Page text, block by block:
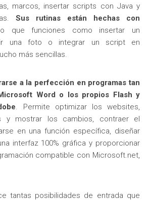
marcos, insertar scripts con Java y
Sus rutinas están hechas con
que funciones como insertar un
una foto o integrar un script en
más sencillas.
a la perfección en programas tan
Word o los propios Flash y
. Permite optimizar los websites,
y mostrar los cambios, contraer el
en una función específica, diseñar
interfaz 100% gráfica y proporcionar
compatible con Microsoft.net,
tantas posibilidades de entrada que